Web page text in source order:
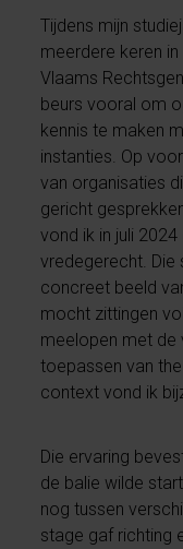
Tijdens mijn
meerdere keren
Vlaams
beurs vooral om
kennis te maken
instanties. Op
van organisaties
gericht
vond ik in juli
vredegerecht.
concreet beeld
mocht zittingen
meelopen met de
toepassen van
context vond ik
Die ervaring
de balie wilde
nog tussen
stage gaf richting